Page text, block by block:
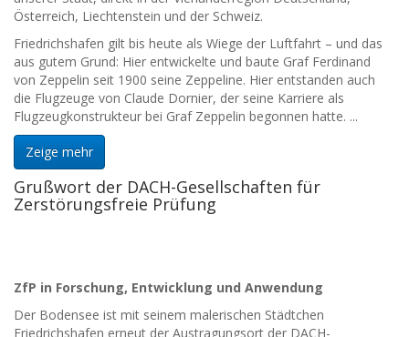
Österreich, Liechtenstein und der Schweiz.
Friedrichshafen gilt bis heute als Wiege der Luftfahrt – und das
aus gutem Grund: Hier entwickelte und baute Graf Ferdinand
von Zeppelin seit 1900 seine Zeppeline. Hier entstanden auch
die Flugzeuge von Claude Dornier, der seine Karriere als
Flugzeugkonstrukteur bei Graf Zeppelin begonnen hatte. ...
Zeige mehr
Grußwort der DACH-Gesellschaften für
Zerstörungsfreie Prüfung
ZfP in Forschung, Entwicklung und Anwendung
Der Bodensee ist mit seinem malerischen Städtchen
Friedrichshafen erneut der Austragungsort der DACH-